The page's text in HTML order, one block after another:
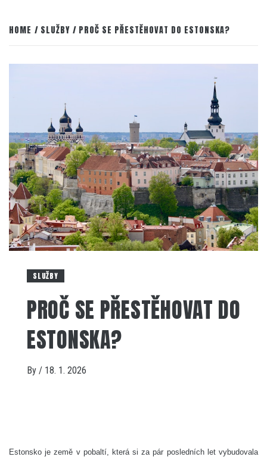
HOME SLUŽBY PROČ SE PŘESTĚHOVAT DO ESTONSKA?
SLUŽBY
PROČ SE PŘESTĚHOVAT DO
ESTONSKA?
By / 18. 1. 2026
Estonsko je země v pobaltí, která si za pár posledních let vybudovala